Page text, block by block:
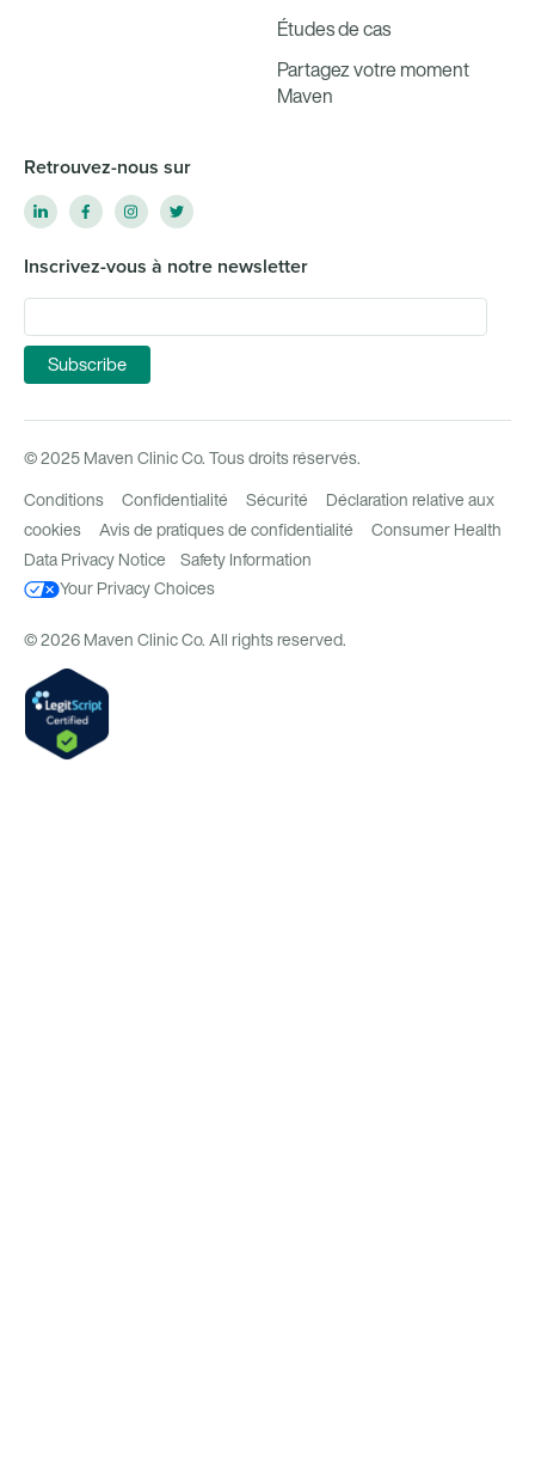
Études de cas
Partagez votre moment
Maven
Retrouvez-nous sur
Inscrivez-vous à notre newsletter
© 2025 Maven Clinic Co. Tous droits réservés.
Conditions Confidentialité Sécurité
Déclaration relative aux
cookies
Avis de pratiques de confidentialité
Consumer Health
Data Privacy Notice
Safety Information
Your Privacy Choices
© 2026 Maven Clinic Co. All rights reserved.